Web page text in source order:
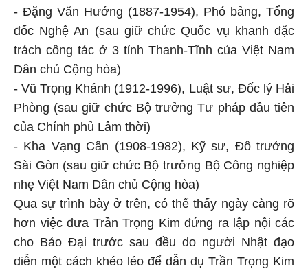
- Đặng Văn Hướng (1887-1954), Phó bảng, Tổng
đốc Nghệ An (sau giữ chức Quốc vụ khanh đặc
trách công tác ở 3 tỉnh Thanh-Tĩnh của Việt Nam
Dân chủ Cộng hòa)
- Vũ Trọng Khánh (1912-1996), Luật sư, Đốc lý Hải
Phòng (sau giữ chức Bộ trưởng Tư pháp đầu tiên
của Chính phủ Lâm thời)
- Kha Vạng Cân (1908-1982), Kỹ sư, Đô trưởng
Sài Gòn (sau giữ chức Bộ trưởng Bộ Công nghiệp
nhẹ Việt Nam Dân chủ Cộng hòa)
Qua sự trình bày ở trên, có thể thấy ngày càng rõ
hơn việc đưa Trần Trọng Kim đứng ra lập nội các
cho Bảo Đại trước sau đều do người Nhật đạo
diễn một cách khéo léo để dẫn dụ Trần Trọng Kim